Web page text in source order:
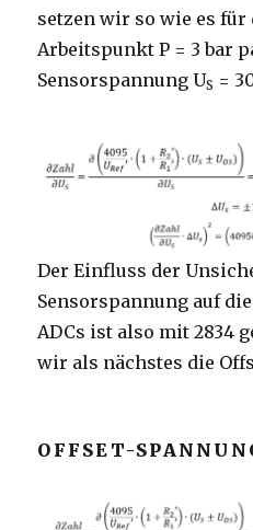
setzen wir so wie es für
Arbeitspunkt P = 3 bar
Sensorspannung US =
Der Einfluss der
Sensorspannung auf
ADCs ist also mit 2834
wir als nächstes die
OFFSET-